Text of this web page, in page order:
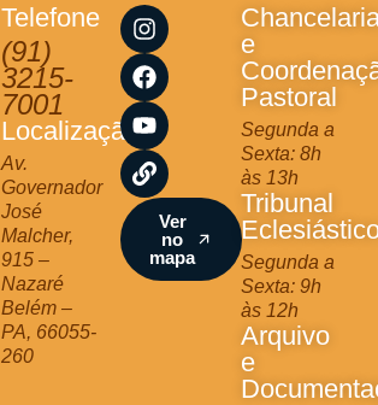
Telefone
(91)
3215-
7001
Localização
Av.
Governador
José
Malcher,
915 –
Nazaré
Belém –
PA, 66055-
260
I
n
s
t
a
g
r
a
m
F
a
c
e
b
o
o
k
Y
o
u
t
u
b
e
L
i
n
k
Ver
no
mapa
e
Pastoral
Segunda a
Sexta: 8h
às 13h
Tribunal
Segunda a
Sexta: 9h
às 12h
Arquivo
e